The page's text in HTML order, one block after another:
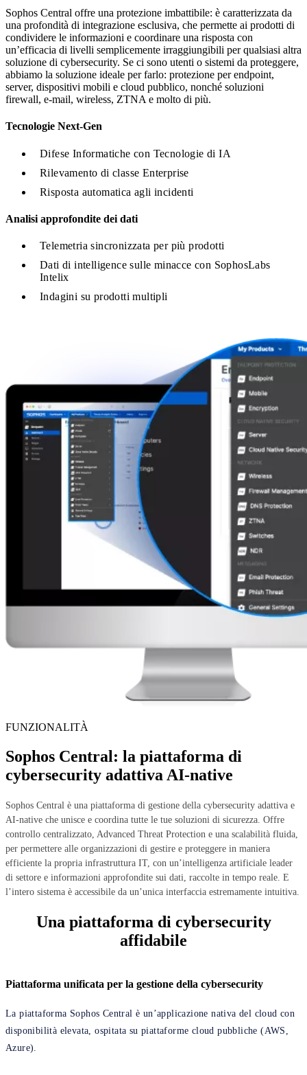
Sophos Central offre una protezione imbattibile: è caratterizzata da
una profondità di integrazione esclusiva, che permette ai prodotti di
condividere le informazioni e coordinare una risposta con
un’efficacia di livelli semplicemente irraggiungibili per qualsiasi altra
soluzione di cybersecurity. Se ci sono utenti o sistemi da proteggere,
abbiamo la soluzione ideale per farlo: protezione per endpoint,
server, dispositivi mobili e cloud pubblico, nonché soluzioni
firewall, e-mail, wireless, ZTNA e molto di più.
Tecnologie Next-Gen
Difese Informatiche con Tecnologie di IA
Rilevamento di classe Enterprise
Risposta automatica agli incidenti
Analisi approfondite dei dati
Telemetria sincronizzata per più prodotti
Dati di intelligence sulle minacce con SophosLabs
Intelix
Indagini su prodotti multipli
FUNZIONALITÀ
Sophos Central: la piattaforma di
cybersecurity adattiva AI-native
Sophos Central è una piattaforma di gestione della cybersecurity adattiva e
AI-native che unisce e coordina tutte le tue soluzioni di sicurezza. Offre
controllo centralizzato, Advanced Threat Protection e una scalabilità fluida,
per permettere alle organizzazioni di gestire e proteggere in maniera
efficiente la propria infrastruttura IT, con un’intelligenza artificiale leader
di settore e informazioni approfondite sui dati, raccolte in tempo reale. E
l’intero sistema è accessibile da un’unica interfaccia estremamente intuitiva.
Una piattaforma di cybersecurity
affidabile
Piattaforma unificata per la gestione della cybersecurity
La piattaforma Sophos Central è un’applicazione nativa del cloud con
disponibilità elevata, ospitata su piattaforme cloud pubbliche (AWS,
Azure).